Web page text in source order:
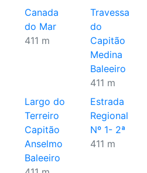
Canada
do Mar
411 m
Travessa
do
Capitão
Medina
Baleeiro
411 m
Largo do
Terreiro
Capitão
Anselmo
Baleeiro
Estrada
Regional
Nº 1- 2ª
411 m